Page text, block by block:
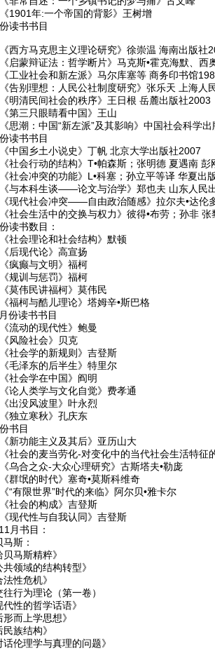
1901年:一个帝国的背影》王树增
读书书目
西方马克思主义理论研究》徐崇温 海南出版社
启蒙辩证法：哲学断片》马克斯•霍克海默、
工业社会和新左派》马尔库塞等 商务印书馆
告别理想：人民公社制度研究》张乐天 上海人
明清民间社会的秩序》王日根 岳麓出版社2003
第三只眼睛看中国》王山
思潮：中国“新左派”及其影响》中国社会科学
读书书目
中国乡土小说史》丁帆 北京大学出版社2007
社会行动的结构》T•帕森斯；张明德 夏遇南
社会冲突的功能》L•科塞；孙立平等译 华夏出
与本科生谈——论文与治学》郑也夫 山东人民
现代社会冲突——自由政治随感》拉尔夫•达伦
社会生活中的交换与权力》彼得•布劳；孙非
读书数目：
社会理论和社会结构》默顿
后现代论》高宣扬
疯癫与文明》福柯
规训与惩罚》福柯
莫伟民讲福柯》莫伟民
福柯与酷儿理论》塔姆辛•斯巴格
份读书书目
流动的现代性》鲍曼
风险社会》贝克
社会学的新规则》吉登斯
毛泽东的后半生》特里尔
社会学在中国》阎明
论人类学与文化自觉》费孝通
出没风波里》叶永烈
独立寒秋》孔庆东
书目
新功能主义及其后》亚历山大
社会的麦当劳化-对变化中的当代社会生活特征
乌合之众-大众心理研究》古斯塔夫•勒庞
群氓的时代》塞奇•莫斯科维奇
“有限世界”时代的来临》阿尔贝•雅卡尔
社会的构成》吉登斯
现代性与自我认同》吉登斯
月书目：
斯：
贝马斯精粹》
共领域的结构转型》
法性危机》
往行为理论（第一卷）
代性的哲学话语》
形而上学思想》
民族结构》
话伦理学与真理的问题》